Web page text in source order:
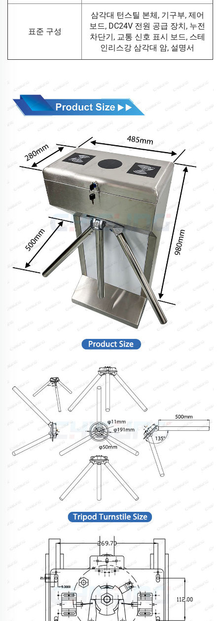
표준 구성
삼각대 턴스틸 본체, 기구부, 제어
보드, DC24V 전원 공급 장치, 누전
차단기, 교통 신호 표시 보드, 스테
인리스강 삼각대 암, 설명서